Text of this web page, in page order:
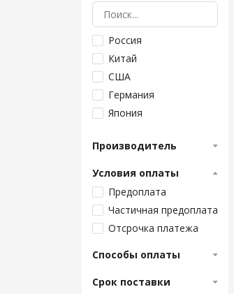
Россия
Китай
США
Германия
Япония
Белоруссия
Канада
Производитель
Условия оплаты
Предоплата
Частичная предоплата
Отсрочка платежа
Способы оплаты
Срок поставки